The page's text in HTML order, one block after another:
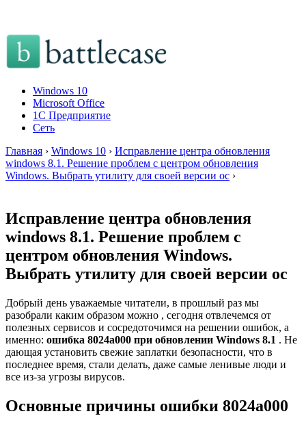
Windows 10
Microsoft Office
1C Предприятие
Сеть
Главная › Windows 10 › Исправление центра обновления
windows 8.1. Решение проблем с центром обновления
Windows. Выбрать утилиту для своей версии ос ›
Исправление центра обновления
windows 8.1. Решение проблем с
центром обновления Windows.
Выбрать утилиту для своей версии ос
Добрый день уважаемые читатели, в прошлый раз мы
разобрали каким образом можно , сегодня отвлечемся от
полезных сервисов и сосредоточимся на решении ошибок, а
именно: ошибка 8024a000 при обновлении Windows 8.1 . Не
дающая установить свежие заплатки безопасности, что в
последнее время, стали делать, даже самые ленивые люди и
все из-за угрозы вирусов.
Основные причины ошибки 8024a000